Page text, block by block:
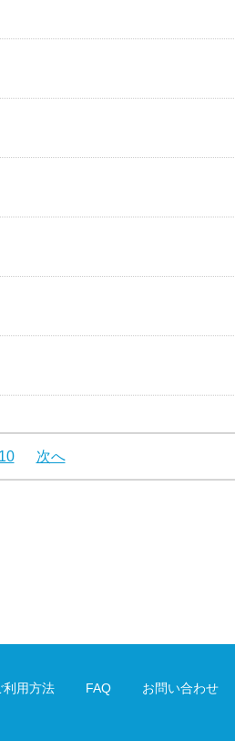
10 次へ
利用方法 FAQ お問い合わせ